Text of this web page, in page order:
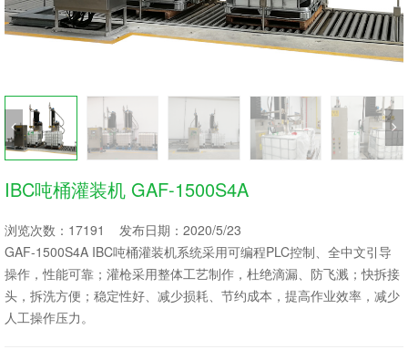
IBC吨桶灌装机 GAF-1500S4A
浏览次数：17191 发布日期：2020/5/23
GAF-1500S4A IBC吨桶灌装机系统采用可编程PLC控制、全中文引导
操作，性能可靠；灌枪采用整体工艺制作，杜绝滴漏、防飞溅；快拆接
头，拆洗方便；稳定性好、减少损耗、节约成本，提高作业效率，减少
人工操作压力。